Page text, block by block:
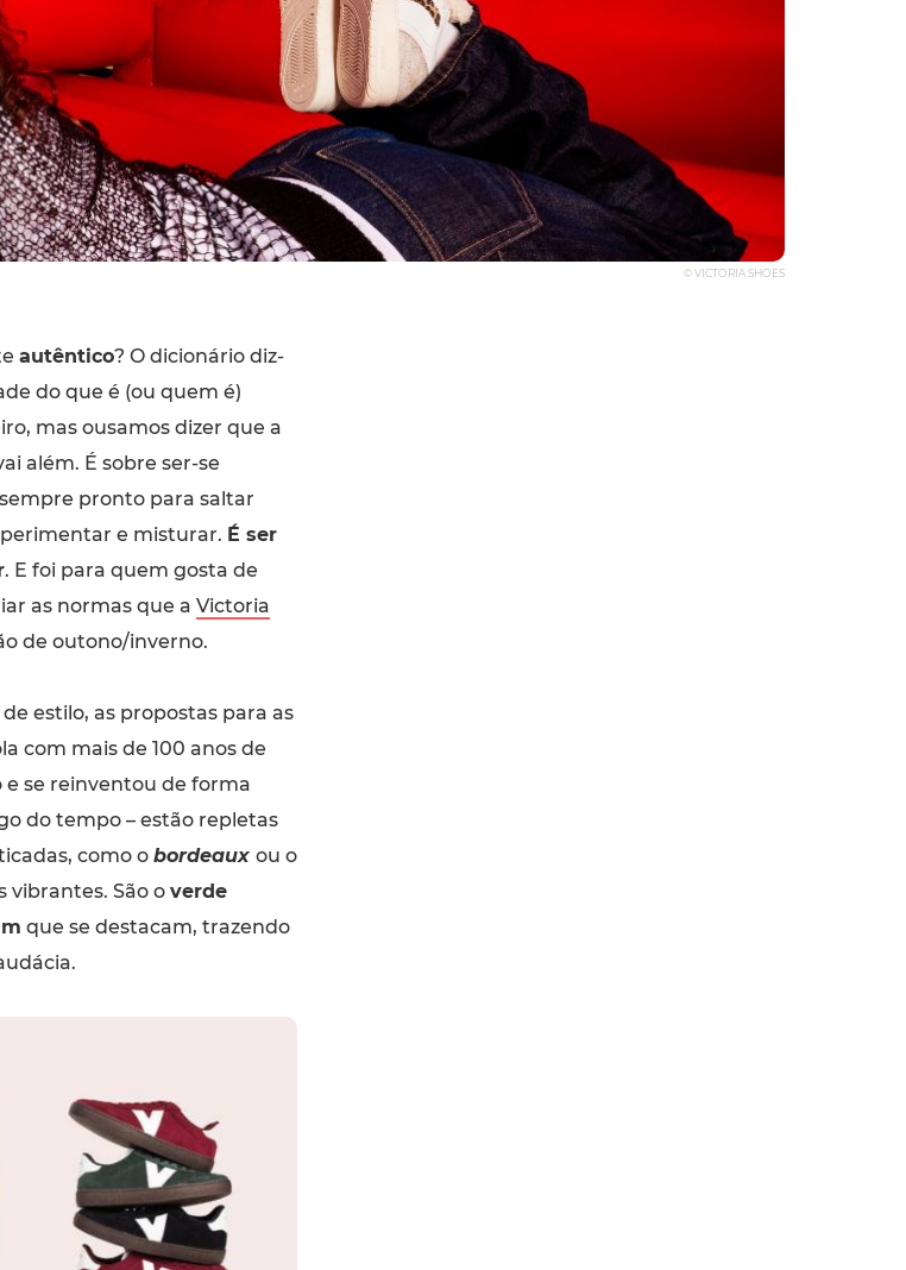
© VICTORIA SHOES
autêntico? O dicionário diz-
do que é (ou quem é)
mas ousamos dizer que a
além. É sobre ser-se
pronto para saltar
e misturar. É ser
. E foi para quem gosta de
as normas que a Victoria
de outono/inverno.
estilo, as propostas para as
com mais de 100 anos de
e se reinventou de forma
do tempo – estão repletas
como o bordeaux ou o
vibrantes. São o verde
que se destacam, trazendo